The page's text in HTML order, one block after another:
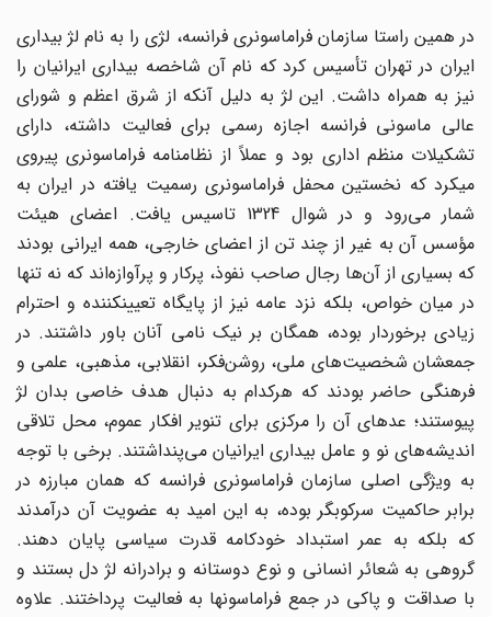
در همین راستا سازمان فراماسونری فرانسه، لژی را به نام لژ بیداری
ایران در تهران تأسیس کرد که نام آن شاخصه بیداری ایرانیان را
نیز به همراه داشت. این لژ به دلیل آنکه از شرق اعظم و شورای
عالی ماسونی فرانسه اجازه رسمی برای فعالیت داشته، دارای
تشکیلات منظم اداری بود و عملاً از نظام‎نامه فراماسونری پیروی
می‎کرد که نخستین محفل فراماسونری رسمیت یافته در ایران به
شمار می‌رود و در شوال 1324 تاسیس یافت. اعضای هیئت
مؤسس آن به غیر از چند تن از اعضای خارجی، همه ایرانی بودند
که بسیاری از آن‌ها رجال صاحب نفوذ، پرکار و پرآوازه‌اند که نه تنها
در میان خواص، بلکه نزد عامه نیز از پایگاه تعیین‎کننده و احترام
زیادی برخوردار بوده، همگان بر نیک نامی آنان باور داشتند. در
جمعشان شخصیت‌های ملی، روشن‌فکر، انقلابی، مذهبی، علمی و
فرهنگی حاضر بودند که هر‌کدام به دنبال هدف خاصی بدان لژ
پیوستند؛ عده­ای آن را مرکزی برای تنویر افکار عموم، محل تلاقی
اندیشه‌های نو و عامل بیداری ایرانیان می‌پنداشتند. برخی با توجه
به ویژگی اصلی سازمان فراماسونری فرانسه که همان مبارزه در
برابر حاکمیت سرکوب‎گر بوده، به این امید به عضویت آن درآمدند
که بلکه به عمر استبداد خودکامه قدرت سیاسی پایان دهند.
گروهی به شعائر انسانی و نوع دوستانه و برادرانه لژ دل بستند و
با صداقت و پاکی در جمع فراماسون­ها به فعالیت پرداختند. علاوه